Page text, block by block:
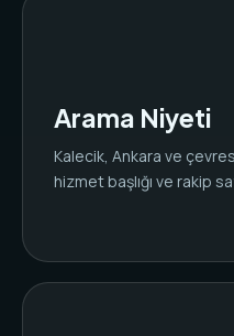
Arama Niyeti
Kalecik, Ankara ve
hizmet başlığı ve rakip